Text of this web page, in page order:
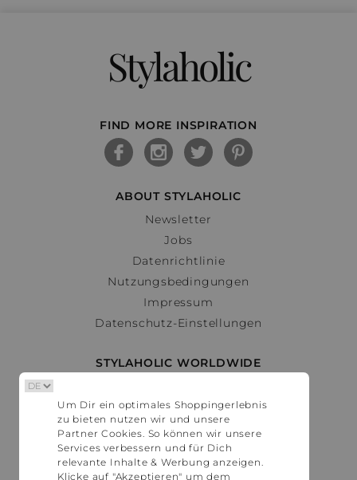
Stylaholic
FIND MORE INSPIRATION
ABOUT STYLAHOLIC
Newsletter
Jobs
Datenrichtlinie
Nutzungsbedingungen
Impressum
Datenschutz-Einstellungen
STYLAHOLIC WORLDWIDE
Österreich
Schweiz
France
United States
Um Dir ein optimales Shoppingerlebnis
zu bieten nutzen wir und unsere
Partner Cookies. So können wir unsere
Services verbessern und für Dich
relevante Inhalte & Werbung anzeigen.
Klicke auf "Akzeptieren" um dem